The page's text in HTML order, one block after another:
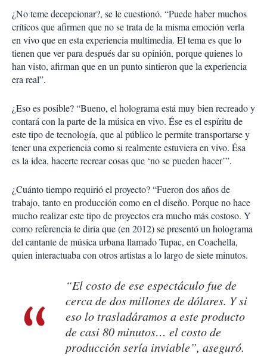
¿No teme decepcionar?, se le cuestionó. “Puede haber muchos
críticos que afirmen que no se trata de la misma emoción verla
en vivo que en esta experiencia multimedia. El tema es que lo
tienen que ver para después dar su opinión, porque quienes lo
han visto, afirman que en un punto sintieron que la experiencia
era real”.
¿Eso es posible? “Bueno, el holograma está muy bien recreado y
contará con la parte de la música en vivo. Ése es el espíritu de
este tipo de tecnología, que al público le permite transportarse y
tener una experiencia como si realmente estuviera en vivo. Ésa
es la idea, hacerte recrear cosas que ‘no se pueden hacer’”.
¿Cuánto tiempo requirió el proyecto? “Fueron dos años de
trabajo, tanto en producción como en el diseño. Porque no hace
mucho realizar este tipo de proyectos era mucho más costoso. Y
como referencia te diría que (en 2012) se presentó un holograma
del cantante de música urbana llamado Tupac, en Coachella,
quien interactuaba con otros artistas a lo largo de siete minutos.
“El costo de ese espectáculo fue de
cerca de dos millones de dólares. Y si
eso lo trasladáramos a este producto
de casi 80 minutos… el costo de
producción sería inviable”, aseguró.